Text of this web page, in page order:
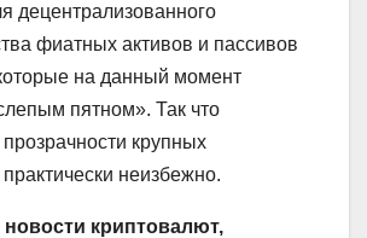
децентрализованного
фиатных активов и пассивов
на данный момент
пятном». Так что
крупных
неизбежно.
криптовалют,